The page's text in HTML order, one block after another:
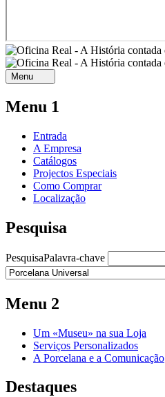
Menu
Menu 1
Entrada
A Empresa
Catálogos
Projectos Especiais
Como Comprar
Localização
Pesquisa
PesquisaPalavra-chave
Menu 2
Um «Museu» na sua Loja
Serviços Personalizados
A Porcelana e a Comunicação
Destaques